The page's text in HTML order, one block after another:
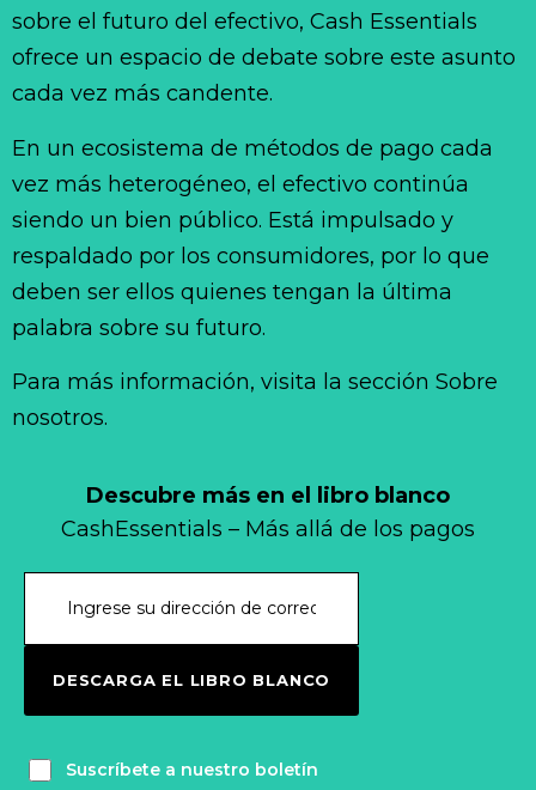
Descubre más en el libro blanco
CashEssentials – Más allá de los pagos
DESCARGA EL LIBRO BLANCO
Suscríbete a nuestro boletín
sobre el futuro del efectivo, Cash Essentials
ofrece un espacio de debate sobre este asunto
cada vez más candente.
En un ecosistema de métodos de pago cada
vez más heterogéneo, el efectivo continúa
siendo un bien público. Está impulsado y
respaldado por los consumidores, por lo que
deben ser ellos quienes tengan la última
palabra sobre su futuro.
Para más información, visita la sección Sobre
nosotros.